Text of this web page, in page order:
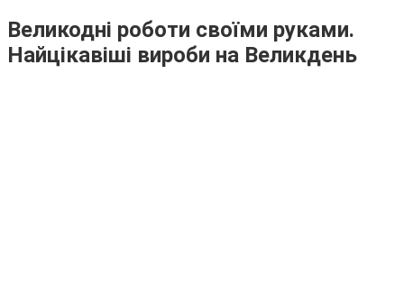
Великодні роботи своїми руками.
Найцікавіші вироби на Великдень